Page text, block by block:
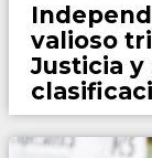
valioso
Justicia y